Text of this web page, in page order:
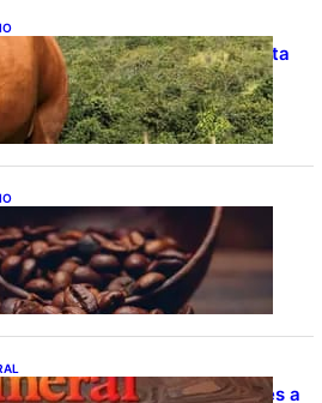
hoje: confira cotações para esta
(6)
confira cotações para esta
(6)
Amcham aponta R$ 192 bilhões a